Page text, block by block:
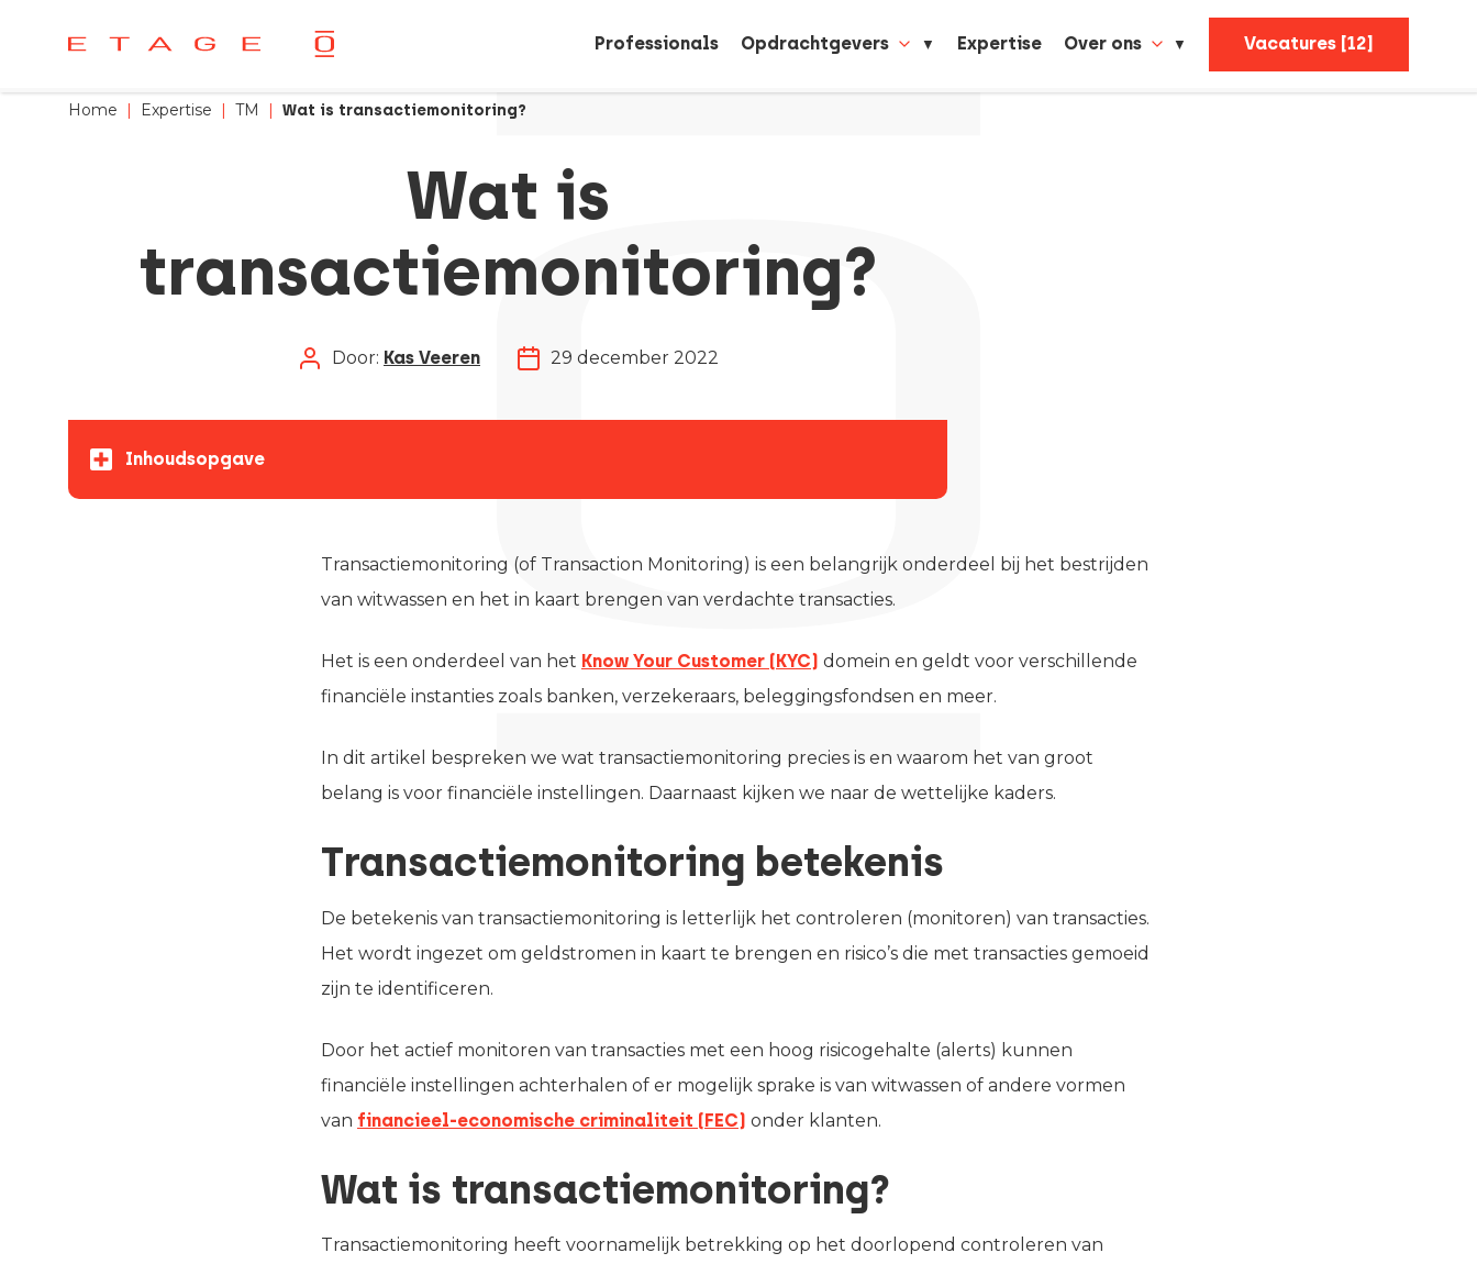
Professionals Opdrachtgevers Expertise Over ons Vacatures [12]
Home | Expertise | TM | Wat is transactiemonitoring?
Wat is
transactiemonitoring?
Door: Kas Veeren 29 december 2022
Inhoudsopgave
Transactiemonitoring (of Transaction Monitoring) is een belangrijk onderdeel bij het bestrijden
van witwassen en het in kaart brengen van verdachte transacties.
Het is een onderdeel van het Know Your Customer (KYC) domein en geldt voor verschillende
financiële instanties zoals banken, verzekeraars, beleggingsfondsen en meer.
In dit artikel bespreken we wat transactiemonitoring precies is en waarom het van groot
belang is voor financiële instellingen. Daarnaast kijken we naar de wettelijke kaders.
Transactiemonitoring betekenis
De betekenis van transactiemonitoring is letterlijk het controleren (monitoren) van transacties.
Het wordt ingezet om geldstromen in kaart te brengen en risico’s die met transacties gemoeid
zijn te identificeren.
Door het actief monitoren van transacties met een hoog risicogehalte (alerts) kunnen
financiële instellingen achterhalen of er mogelijk sprake is van witwassen of andere vormen
van financieel-economische criminaliteit (FEC) onder klanten.
Wat is transactiemonitoring?
Transactiemonitoring heeft voornamelijk betrekking op het doorlopend controleren van